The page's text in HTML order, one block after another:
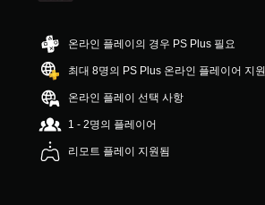
평
8
별
온라인 플레이의 경우 PS Plus 필요
최대 8명의 PS Plus 온라인 플레이어 지원
온라인 플레이 선택 사항
1 - 2명의 플레이어
리모트 플레이 지원됨